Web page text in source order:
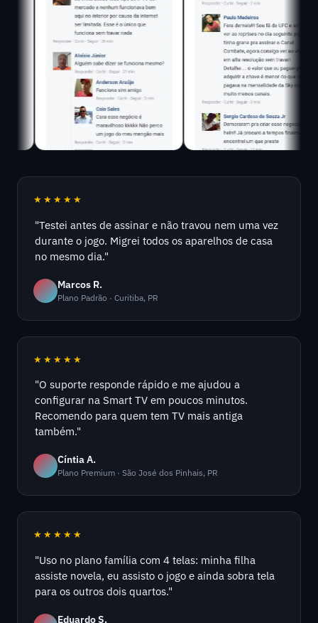
★★★★★
"Testei antes de assinar e não travou nem uma vez
durante o jogo. Migrei todos os aparelhos de casa
no mesmo dia."
Marcos R.
Plano Padrão · Curitiba, PR
★★★★★
"O suporte responde rápido e me ajudou a
configurar na Smart TV em poucos minutos.
Recomendo para quem tem TV mais antiga
também."
Cíntia A.
Plano Premium · São José dos Pinhais, PR
★★★★★
"Uso no plano família com 4 telas: minha filha
assiste novela, eu assisto o jogo e ainda sobra tela
para os outros dois quartos."
Eduardo S.